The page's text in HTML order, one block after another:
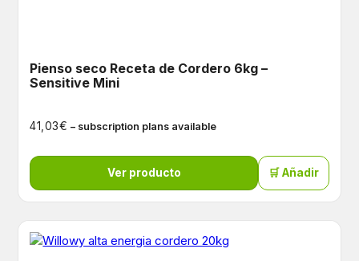
Pienso seco Receta de Cordero 6kg –
Sensitive Mini
41,03€ – subscription plans available
Ver producto 🛒 Añadir